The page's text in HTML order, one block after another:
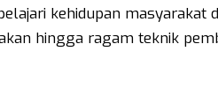
kehidupan masyarakat
hingga ragam teknik